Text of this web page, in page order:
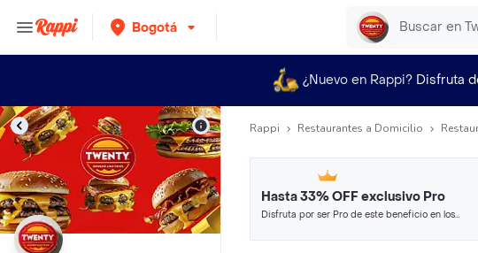
Bogotá
¿Nuevo en Rappi? Disfruta
Rappi Restaurantes a Domicilio
Hasta 33% OFF exclusivo Pro
Disfruta por ser Pro de este beneficio en los